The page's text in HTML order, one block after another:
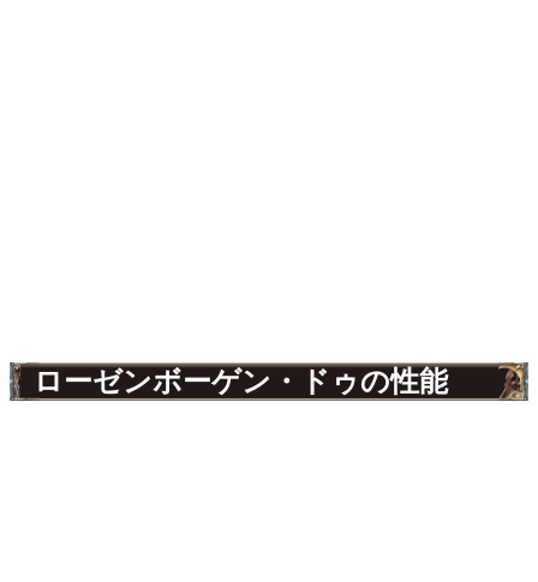
ローゼンボーゲン・ドゥの性能